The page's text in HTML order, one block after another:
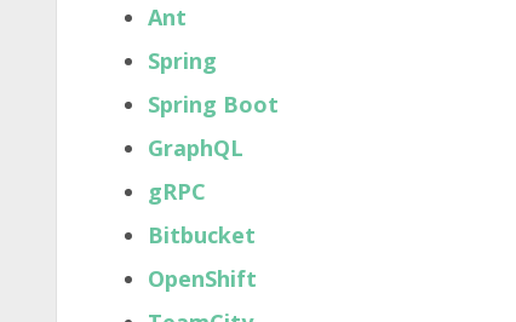
Ant
Spring
Spring Boot
GraphQL
gRPC
Bitbucket
OpenShift